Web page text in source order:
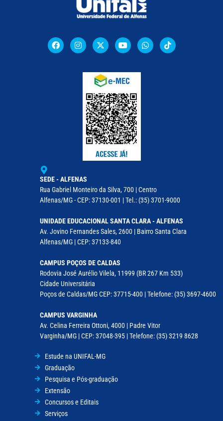
SEDE - ALFENAS
Rua Gabriel Monteiro da Silva, 700 | Centro
Alfenas/MG - CEP: 37130-001 | Tel.: (35) 3701-9000
UNIDADE EDUCACIONAL SANTA CLARA - ALFENAS
Av. Jovino Fernandes Sales, 2600 | Bairro Santa Clara
Alfenas/MG | CEP: 37133-840
CAMPUS POÇOS DE CALDAS
Rodovia José Aurélio Vilela, 11999 (BR 267 Km 533)
Cidade Universitária
Poços de Caldas/MG CEP: 37715-400 | Telefone: (35) 3697-4600
CAMPUS VARGINHA
Av. Celina Ferreira Ottoni, 4000 | Padre Vitor
Varginha/MG | CEP: 37048-395 | Telefone: (35) 3219 8628
Estude na UNIFAL-MG
Graduação
Pesquisa e Pós-graduação
Extensão
Concursos e Editais
Serviços